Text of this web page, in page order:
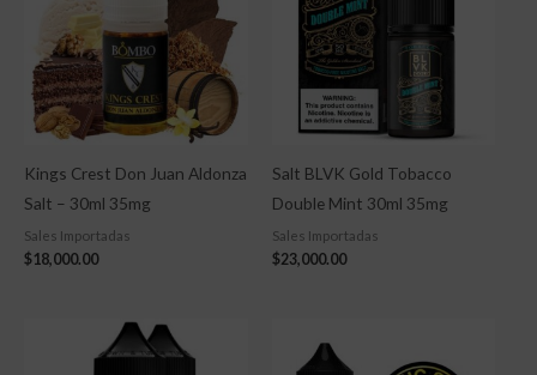
Kings Crest Don Juan Aldonza
Salt – 30ml 35mg
Sales Importadas
$18,000.00
Salt BLVK Gold Tobacco
Double Mint 30ml 35mg
Sales Importadas
$23,000.00